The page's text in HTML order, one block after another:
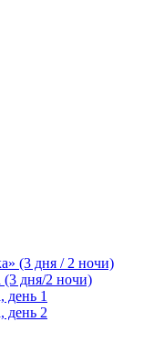
(3 дня / 2 ночи)
(3 дня/2 ночи)
день 1
день 2